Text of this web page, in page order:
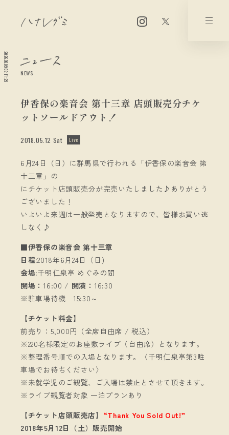
2026.08.09 08:11:30 NEWS
伊香保の楽音会 第十三章 店頭販売分チケ
ットソールドアウト！
2018.05.12 Sat Live
6月24日（日）に群馬県で行われる「伊香保の楽音会 第
十三章」の
にチケット店頭販売分が完売いたしました♪ありがとう
ございました！
いよいよ来週は一般発売となりますので、皆様お買い逃
しなく♪
■伊香保の楽音会 第十三章
日程:2018年6月24日（日)
会場:千明仁泉亭 めぐみの間
開場： 16:00 / 開演： 16:30
※駐車場待機 15:30～
【チケット料金】
前売り：5,000円（全席自由席 / 税込）
※220名様限定のお座敷ライブ（自由席）となります。
※整理番号順での入場となります。〈千明仁泉亭第3駐
車場でお待ちください〉
※未就学児のご観覧、ご入場は禁止とさせて頂きます。
※ライブ観覧者対象 一泊プランあり
【チケット店頭販売店】 “Thank You Sold Out!”
2018年5月12日（土）販売開始